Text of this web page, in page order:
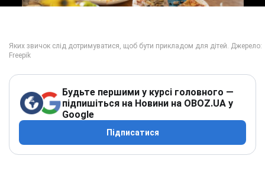
Будьте першими у курсі головного —
підпишіться на Новини на OBOZ.UA у
Google
Підписатися